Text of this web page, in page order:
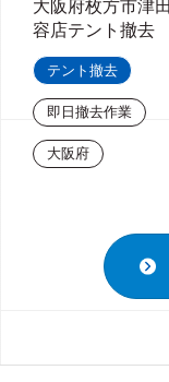
大阪府枚方市津
容店テント撤去
テント撤去
即日撤去作業
大阪府